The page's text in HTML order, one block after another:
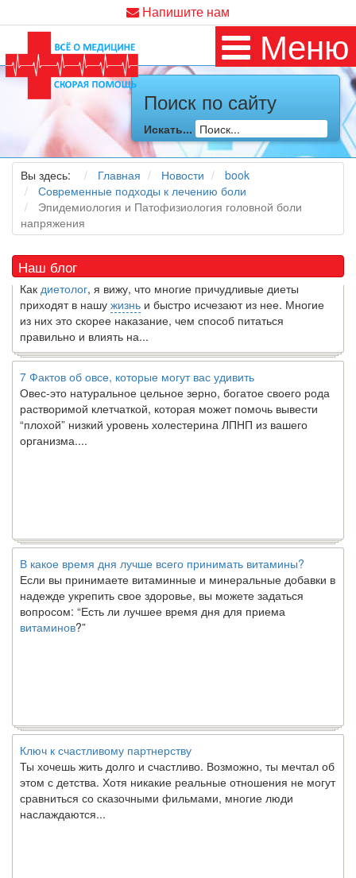
Напишите нам
Меню
Поиск по сайту
Искать...
Вы здесь: Главная Новости
book
Современные подходы к лечению боли
Эпидемиология и Патофизиология головной боли
напряжения
Наш блог
Как я заболел во время локдауна?
Это странная ситуация: вы соблюдали все меры
предосторожности COVID-19 (вы почти все время дома),
но, тем не менее, вы каким-то образом простудились. Вы
можете задаться...
5 причин обратить внимание на средиземноморскую диету
Какдиетолог, я вижу, что многие причудливые диеты
приходят в нашужизньи быстро исчезают из нее. Многие
из них это скорее наказание, чем способ питаться
правильно и влиять на...
7 Фактов об овсе, которые могут вас удивить
Овес-это натуральное цельное зерно, богатое своего рода
растворимой клетчаткой, которая может помочь вывести
“плохой” низкий уровень холестерина ЛПНП из вашего
организма....
В какое время дня лучше всего принимать витамины?
Если вы принимаете витаминные и минеральные добавки в
надежде укрепить свое здоровье, вы можете задаться
вопросом: “Есть ли лучшее время дня для приема
витаминов ?”
Ключ к счастливому партнерству
Ты хочешь жить долго и счастливо. Возможно, ты мечтал об
этом с детства. Хотя никакие реальные отношения не могут
сравниться со сказочными фильмами, многие люди
наслаждаются...